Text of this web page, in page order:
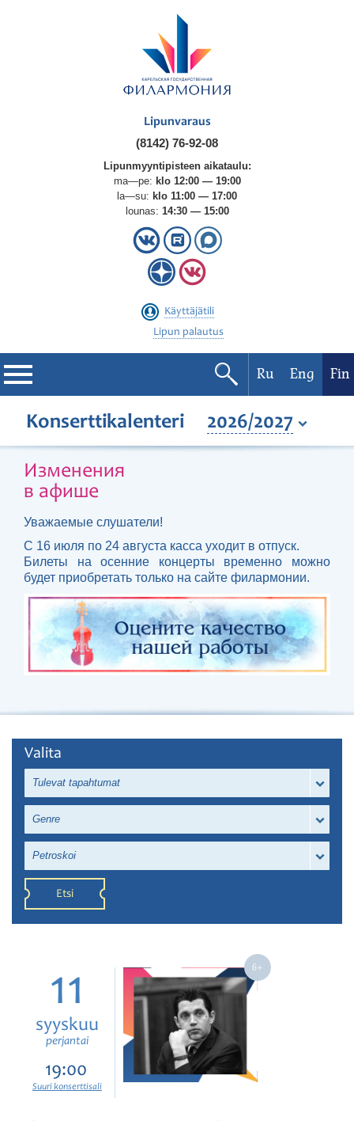
Lipunvaraus
(8142) 76-92-08
Lipunmyyntipisteen aikataulu:
ma—pe: klo 12:00 — 19:00
la—su: klo 11:00 — 17:00
lounas: 14:30 — 15:00
Käyttäjätili
Lipun palautus
Filharmonia
Konserttikalenteri
Festivaalit
Ru Eng Fin
Konserttikalenteri 2026/2027
Изменения
в афише
Уважаемые слушатели!
С 16 июля по 24 августа касса уходит в отпуск.
Билеты на осенние концерты временно можно
будет приобретать только на сайте филармонии.
Valita
Tulevat tapahtumat
Genre
Petroskoi
Etsi
11
syyskuu
perjantai
19:00
Suuri konserttisali